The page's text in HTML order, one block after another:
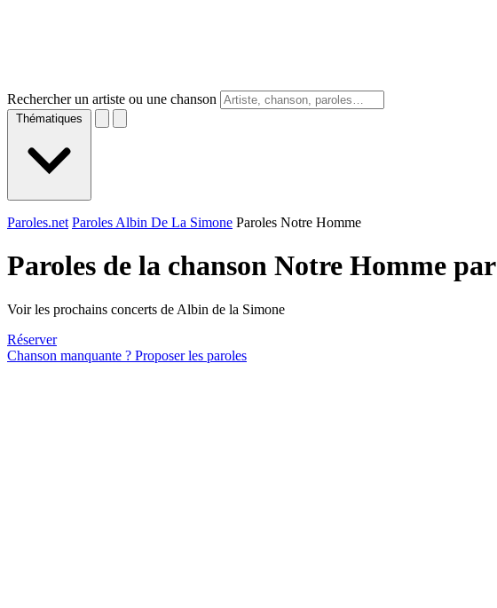
Rechercher un artiste ou une chanson
Thématiques
Paroles.net Paroles Albin De La Simone Paroles Notre Homme
Paroles de la chanson Notre Homme par
Voir les prochains concerts de Albin de la Simone
Réserver
Chanson manquante ? Proposer les paroles